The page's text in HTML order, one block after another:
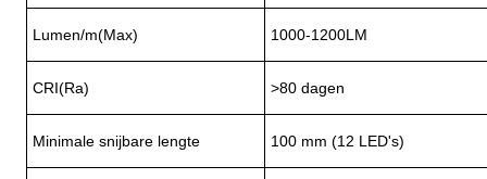
Lumen/m(Max) 1000-1200LM
CRI(Ra) >80 dagen
Minimale snijbare lengte 100 mm (12 LED's)